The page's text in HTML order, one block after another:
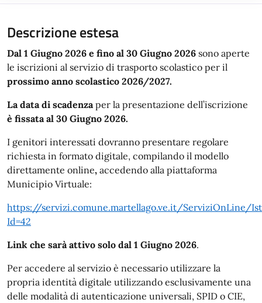
Descrizione estesa
Dal 1 Giugno 2026 e fino al 30 Giugno 2026 sono aperte
le iscrizioni al servizio di trasporto scolastico per il
prossimo anno scolastico 2026/2027.
La data di scadenza per la presentazione dell’iscrizione
è fissata al 30 Giugno 2026.
I genitori interessati dovranno presentare regolare
richiesta in formato digitale, compilando il modello
direttamente online, accedendo alla piattaforma
Municipio Virtuale:
https://servizi.comune.martellago.ve.it/ServiziOnLine/
Id=42
Link che sarà attivo solo dal 1 Giugno 2026.
Per accedere al servizio è necessario utilizzare la
propria identità digitale utilizzando esclusivamente una
delle modalità di autenticazione universali, SPID o CIE,